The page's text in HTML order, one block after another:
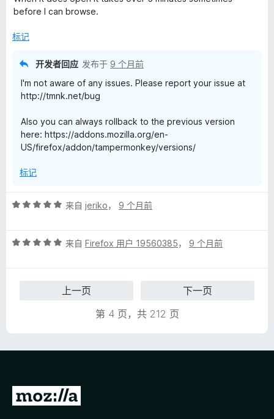
before I can browse.
标记
开发者回应 发布于 9 个月前
I'm not aware of any issues. Please report your issue at
http://tmnk.net/bug
Also you can always rollback to the previous version
here: https://addons.mozilla.org/en-
US/firefox/addon/tampermonkey/versions/
标记
评
/
来自 jeriko， 9 个月前
评
来自 Firefox 用户 19560385， 9 个月前
上一页
下一页
第 4 页，共 212 页
转